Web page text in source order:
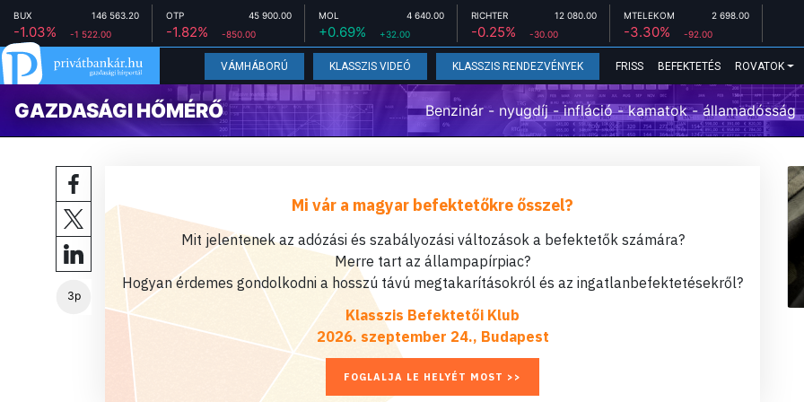
BUX 146 563.20
-1.03% -1 522.00
OTP 45 900.00
-1.82% -850.00
MOL 4 640.00
+0.69% +32.00
RICHTER 12 080.00
-0.25% -30.00
MTELEKOM 2 698.00
-3.30% -92.00
VÁMHÁBORÚ KLASSZIS VIDEÓ KLASSZIS RENDEZVÉNYEK FRISS BEFEKTETÉS ROVATOK
GAZDASÁGI HŐMÉRŐ Benzinár - nyugdíj - infláció - kamatok - államadósság
3p
Mi vár a magyar befektetőkre ősszel?
Mit jelentenek az adózási és szabályozási változások a befektetők számára?
Merre tart az állampapírpiac?
Hogyan érdemes gondolkodni a hosszú távú megtakarításokról és az ingatlanbefektetésekről?
Klasszis Befektetői Klub
2026. szeptember 24., Budapest
FOGLALJA LE HELYÉT MOST >>